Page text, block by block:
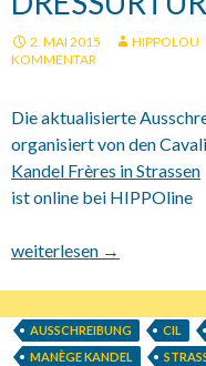
2. MAI 2015 HIPPOLOU
KOMMENTAR
Die aktualisierte
organisiert von den
Kandel Frères in Strassen
ist online bei HIPPOline
05.02.2015 CIL
weiterlesen →
AUSSCHREIBUNG CIL
MANÈGE KANDEL